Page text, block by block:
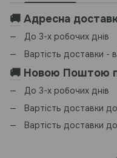
🚚 Адресна
До 3-х робочих днів
Вартість доставки -
🚚 Новою Поштою
До 3-х робочих днів
Вартість доставки
Вартість доставки